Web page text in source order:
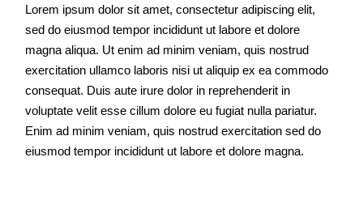
Lorem ipsum dolor sit amet, consectetur adipiscing elit,
sed do eiusmod tempor incididunt ut labore et dolore
magna aliqua. Ut enim ad minim veniam, quis nostrud
exercitation ullamco laboris nisi ut aliquip ex ea commodo
consequat. Duis aute irure dolor in reprehenderit in
voluptate velit esse cillum dolore eu fugiat nulla pariatur.
Enim ad minim veniam, quis nostrud exercitation sed do
eiusmod tempor incididunt ut labore et dolore magna.